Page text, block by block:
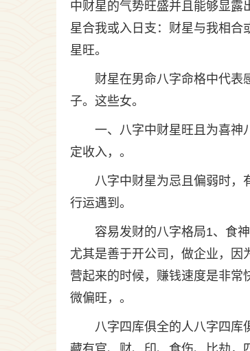
中财星的气势旺盛并且能够显露
星合我或入日支：财星与我相合
星旺。
财星在男命八字命格中代表
子。这些女。
一、八字中财星旺且为喜神
定收入，。
八字中财星为忌且偏弱时，
行运遇到。
容易发财的八字格局1、食
尤其是善于开公司，做企业，因
营起来的时候，赚钱速度是非常
微偏旺，。
八字四库俱全的人八字四库